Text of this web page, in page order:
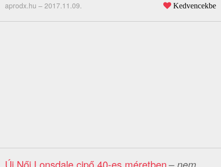
aprodx.hu – 2017.11.09. Kedvencekbe